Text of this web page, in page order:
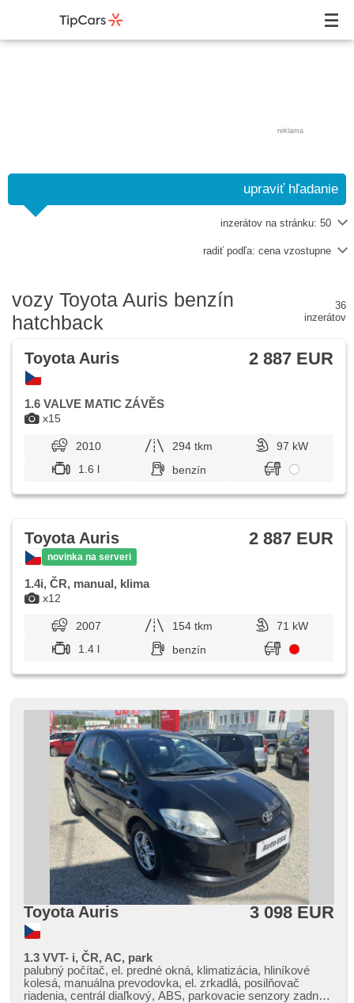
reklama
upraviť hľadanie
inzerátov na stránku: 50
radiť podľa: cena vzostupne
vozy Toyota Auris benzín
hatchback
36
inzerátov
x15
Toyota Auris 2 887 EUR
1.6 VALVE MATIC ZÁVĚS
2010 294 tkm
97 kW
1.6 l
benzín
x12
Toyota Auris
novinka na serveri
2 887 EUR
1.4i, ČR, manual, klima
2007 154 tkm
71 kW
1.4 l
benzín
Toyota Auris 3 098 EUR
1.3 VVT- i, ČR, AC, park
palubný počítač, el. predné okná, klimatizácia, hliníkové
kolesá, manuálna prevodovka, el. zrkadlá, posilňovač
riadenia, centrál diaľkový, ABS, parkovacie senzory zadné,